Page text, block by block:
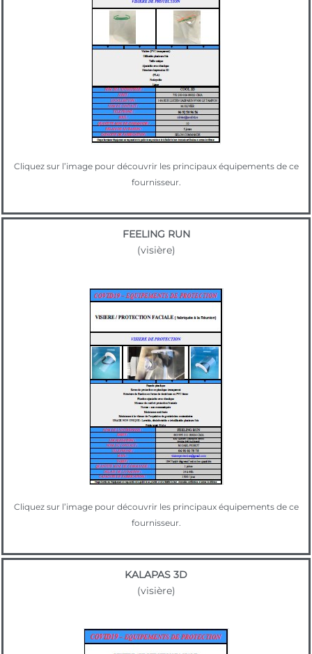
Cliquez sur l’image pour découvrir les principaux équipements de ce
fournisseur.
FEELING RUN
(visière)
Cliquez sur l’image pour découvrir les principaux équipements de ce
fournisseur.
KALAPAS 3D
(visière)